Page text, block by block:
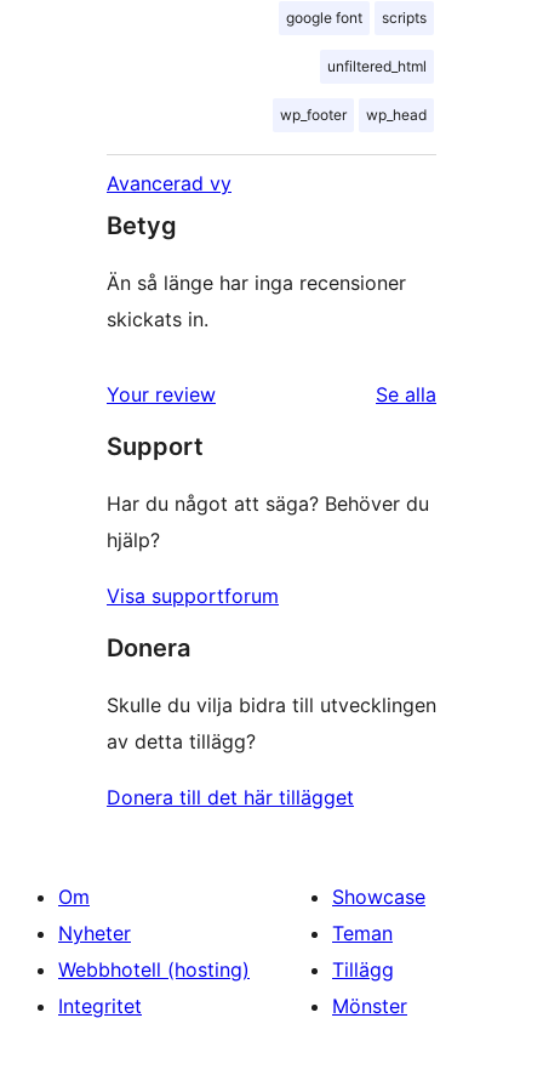
google font scripts
unfiltered_html
wp_footer wp_head
Avancerad vy
Betyg
Än så länge har inga recensioner
skickats in.
Your review Se alla
Support
Har du något att säga? Behöver du
hjälp?
Visa supportforum
Donera
Skulle du vilja bidra till utvecklingen
av detta tillägg?
Donera till det här tillägget
Om
Nyheter
Webbhotell (hosting)
Integritet
Showcase
Teman
Tillägg
Mönster